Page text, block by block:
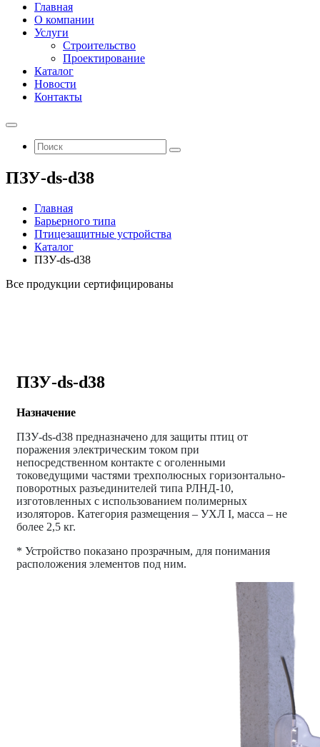
Главная
О компании
Услуги
Строительство
Проектирование
Каталог
Новости
Контакты
ПЗУ-ds-d38
Главная
Барьерного типа
Птицезащитные устройства
Каталог
ПЗУ-ds-d38
Все продукции сертифицированы
ПЗУ-ds-d38
Назначение
ПЗУ-ds-d38 предназначено для защиты птиц от
поражения электрическим током при
непосредственном контакте с оголенными
токоведущими частями трехполюсных горизонтально-
поворотных разъединителей типа РЛНД-10,
изготовленных с использованием полимерных
изоляторов. Категория размещения – УХЛ I, масса – не
более 2,5 кг.
* Устройство показано прозрачным, для понимания
расположения элементов под ним.